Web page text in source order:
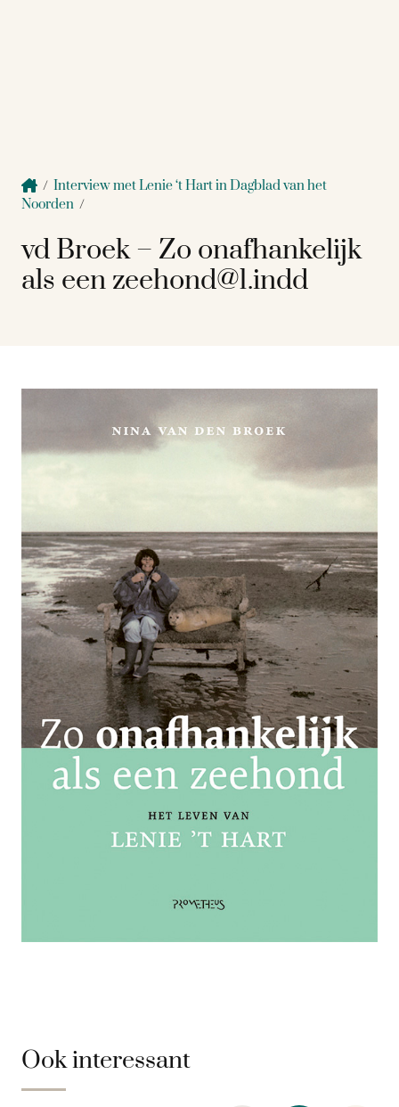
/ Interview met Lenie ‘t Hart in Dagblad van het
Noorden /
vd Broek – Zo onafhankelijk
als een zeehond@1.indd
Ook interessant